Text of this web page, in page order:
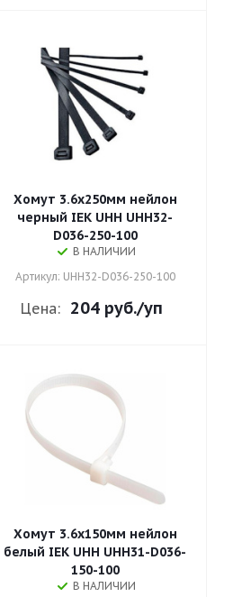
Хомут 3.6х250мм нейлон
черный IEK UHH UHH32-
D036-250-100
В НАЛИЧИИ
Артикул: UHH32-D036-250-100
Цена: 204 руб./уп
Хомут 3.6х150мм нейлон
белый IEK UHH UHH31-D036-
150-100
В НАЛИЧИИ